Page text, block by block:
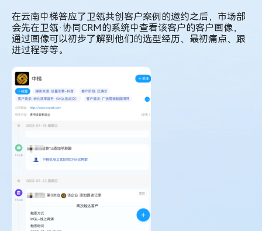
在云南中梯答应了卫瓴共创客户案例的邀约之后，市场部
会先在卫瓴·协同CRM的系统中查看该客户的客户画像，
通过画像可以初步了解到他们的选型经历、最初痛点、跟
进过程等等。